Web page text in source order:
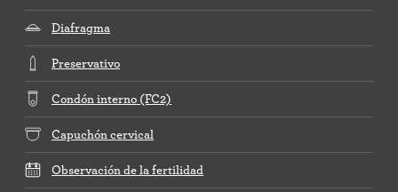
Diafragma
Preservativo
Condón interno (FC2)
Capuchón cervical
Observación de la fertilidad